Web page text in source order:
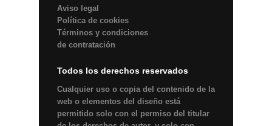
Todos los derechos reservados
Aviso legal
Política de сookies
Términos y condiciones
de contratación
Сualquier uso o copia del contenido de la
web o elementos del diseño está
permitido solo con el permiso del titular